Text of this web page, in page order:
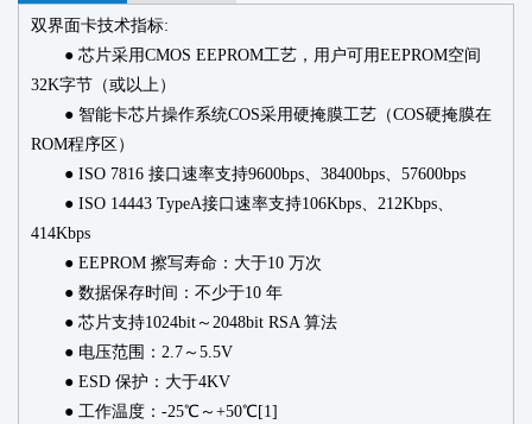
双界面卡技术指标:
● 芯片采用CMOS EEPROM工艺，用户可用EEPROM空间
32K字节（或以上）
● 智能卡芯片操作系统COS采用硬掩膜工艺（COS硬掩膜在
ROM程序区）
● ISO 7816 接口速率支持9600bps 38400bps
57600bps
● ISO 14443 TypeA接口速率支持106Kbps 212Kbps
414Kbps
● EEPROM 擦写寿命：大于10 万次
● 数据保存时间：不少于10 年
● 芯片支持1024bit ～ 2048bit RSA 算法
● 电压范围： 2.7 ～ 5.5V
● ESD 保护：大于4KV
● 工作温度： -25℃～ +50℃[1]